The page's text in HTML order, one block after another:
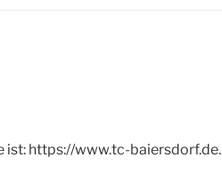
ist: https://www.tc-baiersdorf.de.